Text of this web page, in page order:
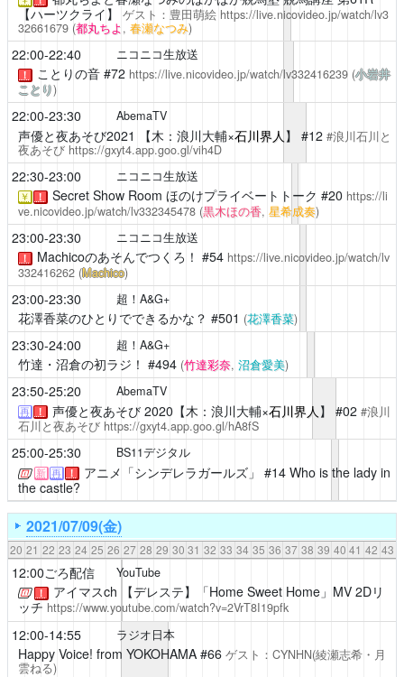
【ハーツクライ】 ゲスト：豊田萌絵 https://live.nicovideo.jp/watch/lv3
32661679 (都丸ちよ, 春瀬なつみ)
22:00-22:40 ニコニコ生放送
！ ことりの音#72 https://live.nicovideo.jp/watch/lv332416239 (小岩井
ことり)
22:00-23:30 AbemaTV
声優と夜あそび2021 【木：浪川大輔×石川界人 】 #12 #浪川石川と
夜あそび https://gxyt4.app.goo.gl/vih4D
22:30-23:00 ニコニコ生放送
￥ ！ Secret Show Room ほのけプライベートトーク #20 https://li
ve.nicovideo.jp/watch/lv332345478 (黒木ほの香, 星希成奏)
23:00-23:30 ニコニコ生放送
！ Machicoのあそんでつくろ！ #54 https://live.nicovideo.jp/watch/lv
332416262 (Machico)
23:00-23:30 超！A&G+
花澤香菜のひとりでできるかな？ #501 (花澤香菜)
23:30-24:00 超！A&G+
竹達・沼倉の初ラジ！ #494 (竹達彩奈, 沼倉愛美)
23:50-25:20 AbemaTV
再 ！ 声優と夜あそび2020【木：浪川大輔×石川界人 】 #02 #浪川
石川と夜あそび https://gxyt4.app.goo.gl/hA8fS
25:00-25:30 BS11デジタル
新 再 ！ アニメ「シンデレラガールズ」 #14 Who is the lady in
the castle?
2021/07/09(金)
20 21 22 23 24 25 26 27 28 29 30 31 32 33 34 35 36 37 38 39 40 41 42 43
12:00ごろ配信 YouTube
！ アイマスch 【デレステ】「Home Sweet Home」MV 2Dリ
ッチ https://www.youtube.com/watch?v=2VrT8I19pfk
12:00-14:55 ラジオ日本
Happy Voice! from YOKOHAMA#66 ゲスト：CYNHN(綾瀬志希・月
雲ねる)